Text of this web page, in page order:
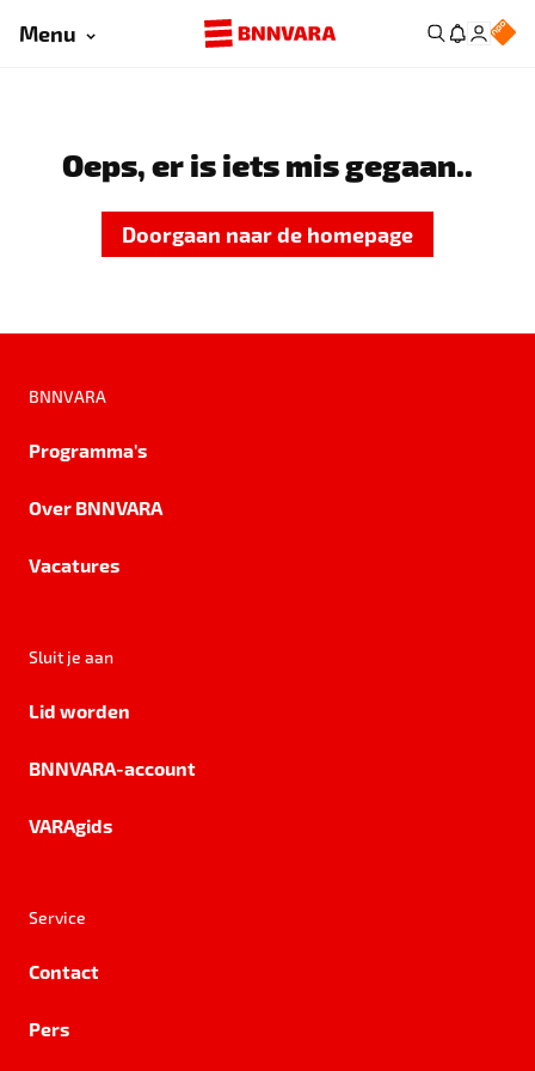
Menu
Oeps, er is iets mis gegaan..
Doorgaan naar de homepage
BNNVARA
Programma's
Over BNNVARA
Vacatures
Sluit je aan
Lid worden
BNNVARA-account
VARAgids
Service
Contact
Pers